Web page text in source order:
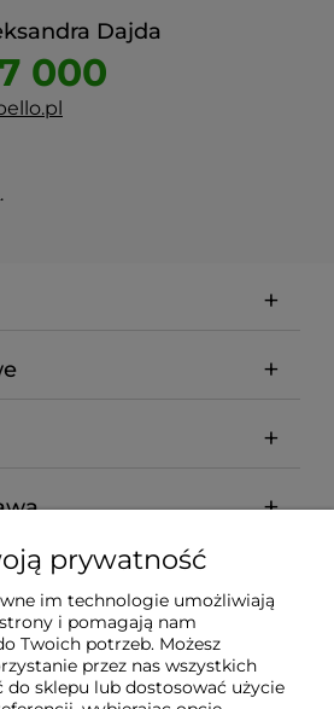
Dajda
000
prywatność
im technologie umożliwiają
i pomagają nam
Twoich potrzeb. Możesz
przez nas wszystkich
sklepu lub dostosować użycie